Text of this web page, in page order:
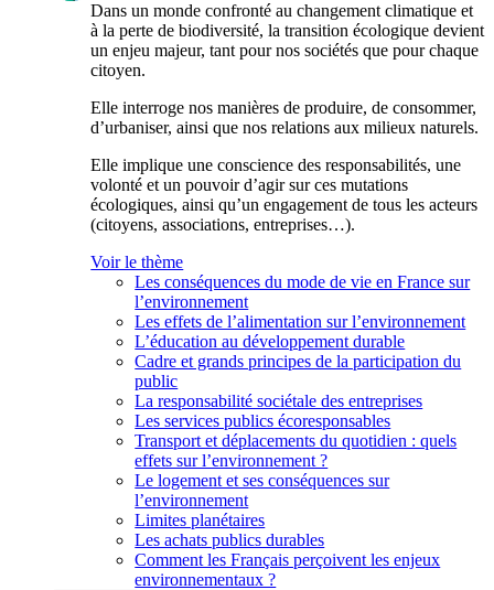
Dans un monde confronté au changement climatique et
à la perte de biodiversité, la transition écologique devient
un enjeu majeur, tant pour nos sociétés que pour chaque
citoyen.
Elle interroge nos manières de produire, de consommer,
d’urbaniser, ainsi que nos relations aux milieux naturels.
Elle implique une conscience des responsabilités, une
volonté et un pouvoir d’agir sur ces mutations
écologiques, ainsi qu’un engagement de tous les acteurs
(citoyens, associations, entreprises…).
Voir le thème
Les conséquences du mode de vie en France sur
l’environnement
Les effets de l’alimentation sur l’environnement
L’éducation au développement durable
Cadre et grands principes de la participation du
public
La responsabilité sociétale des entreprises
Les services publics écoresponsables
Transport et déplacements du quotidien : quels
effets sur l’environnement ?
Le logement et ses conséquences sur
l’environnement
Limites planétaires
Les achats publics durables
Comment les Français perçoivent les enjeux
environnementaux ?